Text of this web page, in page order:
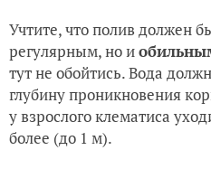
Учтите, что полив должен
регулярным, но и
тут не обойтись. Вода
глубину проникновения
у взрослого клематиса
более (до 1 м).